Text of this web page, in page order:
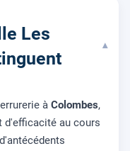
Les
▾
à Colombes,
d'efficacité au cours